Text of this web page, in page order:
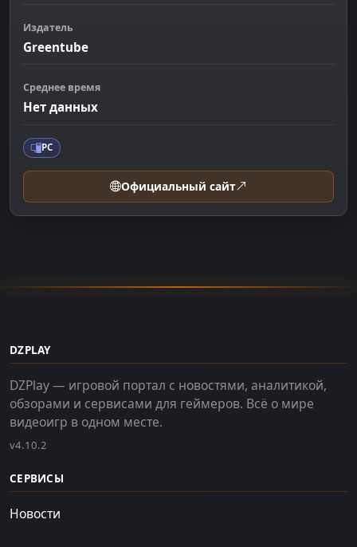
Издатель
Greentube
Среднее время
Нет данных
PC
Официальный сайт
DZPLAY
DZPlay — игровой портал с новостями, аналитикой,
обзорами и сервисами для геймеров. Всё о мире
видеоигр в одном месте.
v4.10.2
СЕРВИСЫ
Новости